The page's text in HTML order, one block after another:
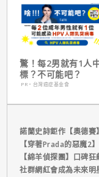
驚！每2男就有1人
標？不可能吧？
PR・台灣癌症基金會
諾蘭史詩鉅作【奧德
【穿著Prada的惡魔2
【綿羊偵探團】口碑
社群網紅會成為未來明